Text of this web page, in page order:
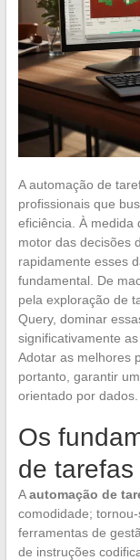
A automação de
profissionais que
eficiência. À medida
motor das decisões
rapidamente esses
fundamental. De
pela exploração de
Query, dominar
significativamente
Adotar as melhores
portanto, garantir
orientado por dados.
Os
de
Aautomação de
comodidade;
ferramentas de
de instruções